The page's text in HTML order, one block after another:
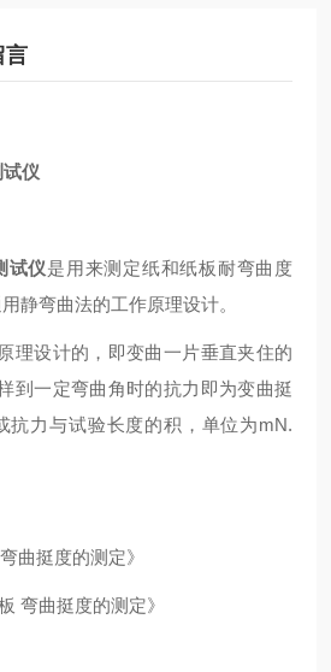
言
仪
试仪是用来测定纸和纸板耐弯曲度
静弯曲法的工作原理设计。
理设计的，即变曲一片垂直夹住的
到一定弯曲角时的抗力即为变曲挺
抗力与试验长度的积，单位为mN.
曲挺度的测定》
弯曲挺度的测定》